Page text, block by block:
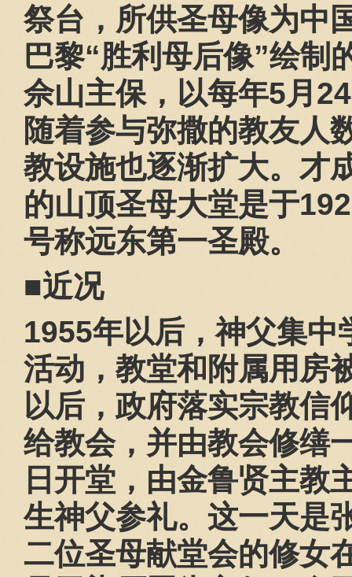
祭台，所供圣母像为中
巴黎“胜利母后像”绘制
佘山主保，以每年5月 24
随着参与弥撒的教友人
教设施也逐渐扩大。才
的山顶圣母大堂是于
号称远东第一圣殿。
■近况
1955年以后，神父集中
活动，教堂和附属用房
以后，政府落实宗教信
给教会，并由教会修缮
日开堂，由金鲁贤主教
生神父参礼。这一天是
二位圣母献堂会的修女